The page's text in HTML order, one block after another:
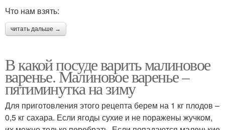
Что нам взять:
читать дальше →
В какой посуде варить малиновое
варенье. Малиновое варенье –
пятиминутка на зиму
Для приготовления этого рецепта берем на 1 кг плодов –
0,5 кг сахара. Если ягоды сухие и не поражены жучком,